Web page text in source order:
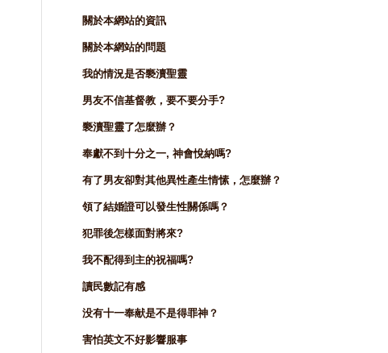
關於本網站的資訊
關於本網站的問題
我的情況是否褻瀆聖靈
男友不信基督教，要不要分手?
褻瀆聖靈了怎麼辦？
奉獻不到十分之一, 神會悅納嗎?
有了男友卻對其他異性產生情愫，怎麼辦？
領了結婚證可以發生性關係嗎？
犯罪後怎樣面對將來?
我不配得到主的祝福嗎?
讀民數記有感
没有十一奉献是不是得罪神？
害怕英文不好影響服事